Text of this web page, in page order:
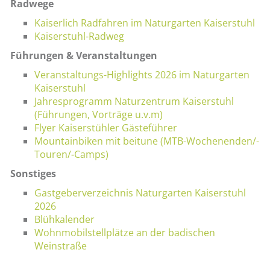
Radwege
Kaiserlich Radfahren im Naturgarten Kaiserstuhl
Kaiserstuhl-Radweg
Führungen & Veranstaltungen
Veranstaltungs-Highlights 2026 im Naturgarten
Kaiserstuhl
Jahresprogramm Naturzentrum Kaiserstuhl
(Führungen, Vorträge u.v.m)
Flyer Kaiserstühler Gästeführer
Mountainbiken mit beitune (MTB-Wochenenden/-
Touren/-Camps)
Sonstiges
Gastgeberverzeichnis Naturgarten Kaiserstuhl
2026
Blühkalender
Wohnmobilstellplätze an der badischen
Weinstraße